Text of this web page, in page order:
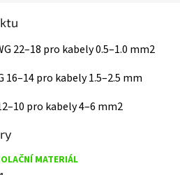
22–18 pro kabely 0.5–1.0 mm2
16–14 pro kabely 1.5–2.5 mm
pro kabely 4–6 mm2
MATERIÁL